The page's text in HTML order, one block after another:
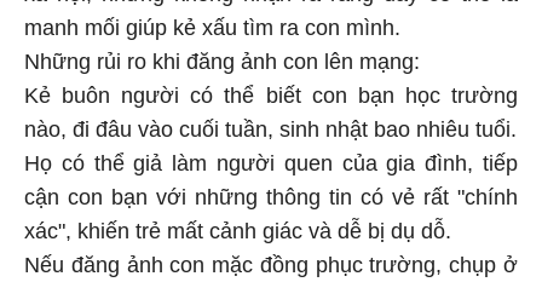
manh mối giúp kẻ xấu tìm ra con mình.
Những rủi ro khi đăng ảnh con lên mạng:
Kẻ buôn người có thể biết con bạn học trường
nào, đi đâu vào cuối tuần, sinh nhật bao nhiêu tuổi.
Họ có thể giả làm người quen của gia đình, tiếp
cận con bạn với những thông tin có vẻ rất "chính
xác", khiến trẻ mất cảnh giác và dễ bị dụ dỗ.
Nếu đăng ảnh con mặc đồng phục trường, chụp ở